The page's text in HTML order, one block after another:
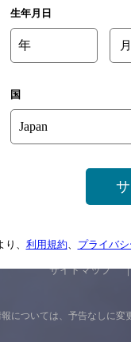
判断でご利用ください。
サイトマップ
については、 予告なしに変
生年月日
年 月
国
、 利用規約 プライバ